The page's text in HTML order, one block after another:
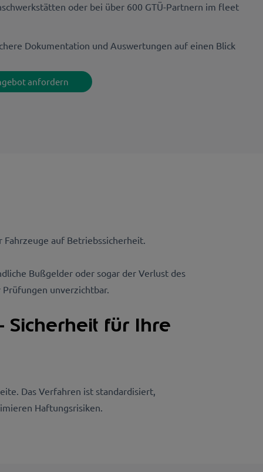
oder bei über 600 GTÜ-Partnern im fleet
Dokumentation und Auswertungen auf einen Blick
anfordern
auf Betriebssicherheit.
Bußgelder oder sogar der Verlust des
unverzichtbar.
für Ihre
Das Verfahren ist standardisiert,
Haftungsrisiken.